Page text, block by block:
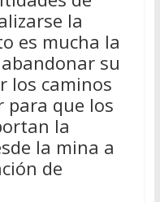
la
es mucha la
su
los caminos
para que los
la
la mina a
de